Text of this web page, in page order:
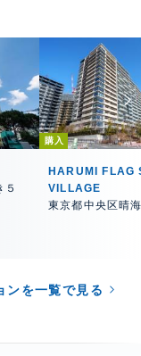
５
購入
HARUMI FLAG
VILLAGE
東京都中央区晴
ンを一覧で見る